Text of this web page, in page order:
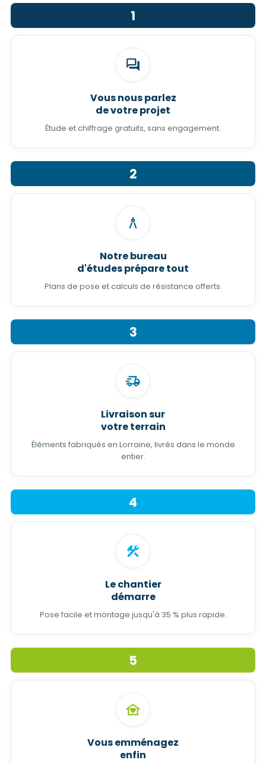
1
Vous nous parlez
de votre projet
Étude et chiffrage gratuits, sans engagement.
2
Notre bureau
d'études prépare tout
Plans de pose et calculs de résistance offerts.
3
Livraison sur
votre terrain
Éléments fabriqués en Lorraine, livrés dans le monde
entier.
4
Le chantier
démarre
Pose facile et montage jusqu'à 35 % plus rapide.
5
Vous emménagez
enfin